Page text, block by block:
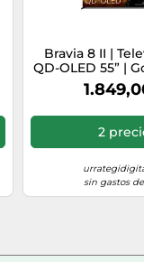
Bravia 8 II |
QD-OLED 55” |
2
sin gastos